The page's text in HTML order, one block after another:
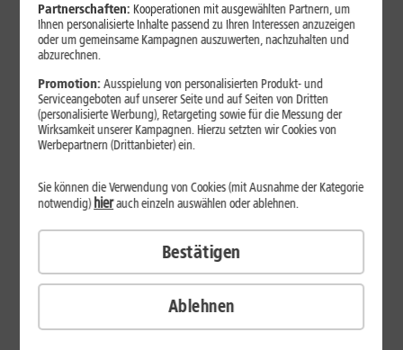
ab 29,99
€/Monat*
Verfügbarkeit prüfen
Partnerschaften: Kooperationen mit ausgewählten Partnern, um
Ihnen personalisierte Inhalte passend zu Ihren Interessen anzuzeigen
oder um gemeinsame Kampagnen auszuwerten, nachzuhalten und
abzurechnen.
Promotion:Ausspielung von personalisierten Produkt- und
Serviceangeboten auf unserer Seite und auf Seiten von Dritten
(personalisierte Werbung), Retargeting sowie für die Messung der
Wirksamkeit unserer Kampagnen. Hierzu setzten wir Cookies von
Werbepartnern (Drittanbieter) ein.
Ablehnen
Sie können die Verwendung von Cookies (mit Ausnahme der Kategorie
notwendig)hierauch einzeln auswählen oder ablehnen.
Bestätigen